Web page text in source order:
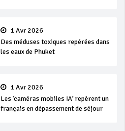
1 Avr 2026
Des méduses toxiques repérées dans
les eaux de Phuket
1 Avr 2026
Les ‘caméras mobiles IA’ repèrent un
français en dépassement de séjour